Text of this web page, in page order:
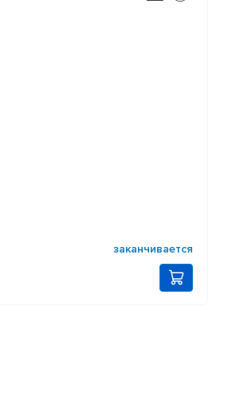
заканчивается